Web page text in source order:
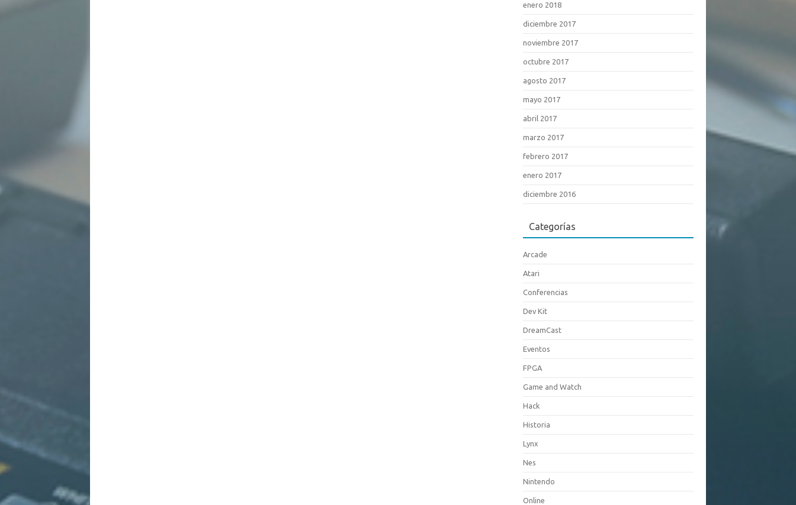
enero 2018
diciembre 2017
noviembre 2017
octubre 2017
agosto 2017
mayo 2017
abril 2017
marzo 2017
febrero 2017
enero 2017
diciembre 2016
Categorías
Arcade
Atari
Conferencias
Dev Kit
DreamCast
Eventos
FPGA
Game and Watch
Hack
Historia
Lynx
Nes
Nintendo
Online